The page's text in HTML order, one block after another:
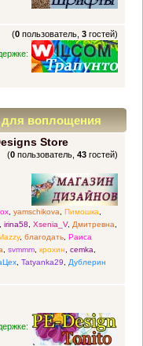
(0 пользователь,3 гостей)
воплощения
Store
(0 пользователь,43 гостей)
, yamschikova, Пимошка,
irina58, Xsenia_V, Дмитревна,
, благодать, Раиса
, svmmm, крохин, cemka,
, Tatyanka29, Дублерин